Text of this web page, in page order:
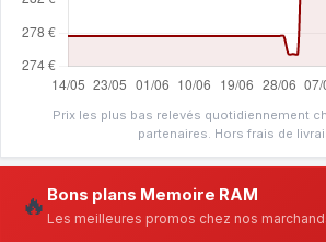
Prix les plus bas relevés quotidiennement
partenaires. Hors frais de
🔥 Bons plans Memoire RAM
Les meilleures promos chez nos